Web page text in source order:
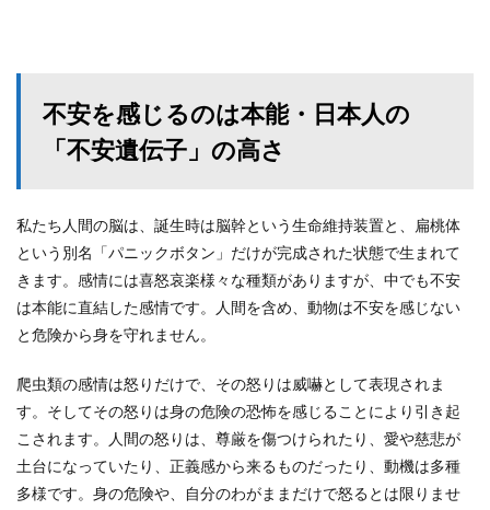
不安を感じるのは本能・日本人の
「不安遺伝子」の高さ
私たち人間の脳は、誕生時は脳幹という生命維持装置と、扁桃体
という別名「パニックボタン」だけが完成された状態で生まれて
きます。感情には喜怒哀楽様々な種類がありますが、中でも不安
は本能に直結した感情です。人間を含め、動物は不安を感じない
と危険から身を守れません。
爬虫類の感情は怒りだけで、その怒りは威嚇として表現されま
す。そしてその怒りは身の危険の恐怖を感じることにより引き起
こされます。人間の怒りは、尊厳を傷つけられたり、愛や慈悲が
土台になっていたり、正義感から来るものだったり、動機は多種
多様です。身の危険や、自分のわがままだけで怒るとは限りませ